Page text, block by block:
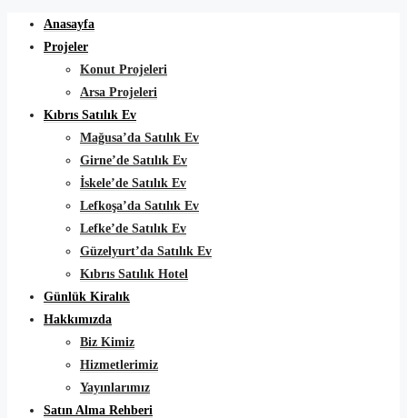
Anasayfa
Projeler
Konut Projeleri
Arsa Projeleri
Kıbrıs Satılık Ev
Mağusa’da Satılık Ev
Girne’de Satılık Ev
İskele’de Satılık Ev
Lefkoşa’da Satılık Ev
Lefke’de Satılık Ev
Güzelyurt’da Satılık Ev
Kıbrıs Satılık Hotel
Günlük Kiralık
Hakkımızda
Biz Kimiz
Hizmetlerimiz
Yayınlarımız
Satın Alma Rehberi